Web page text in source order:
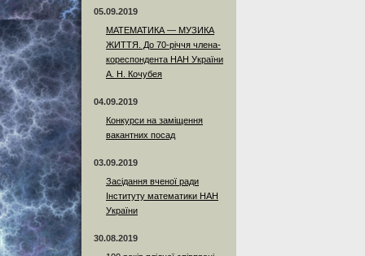
05.09.2019
МАТЕМАТИКА — МУЗИКА
ЖИТТЯ. До 70-річчя члена-
кореспондента НАН України
А. Н. Кочубея
04.09.2019
Конкурси на заміщення
вакантних посад
03.09.2019
Засідання вченої ради
Інституту математики НАН
України
30.08.2019